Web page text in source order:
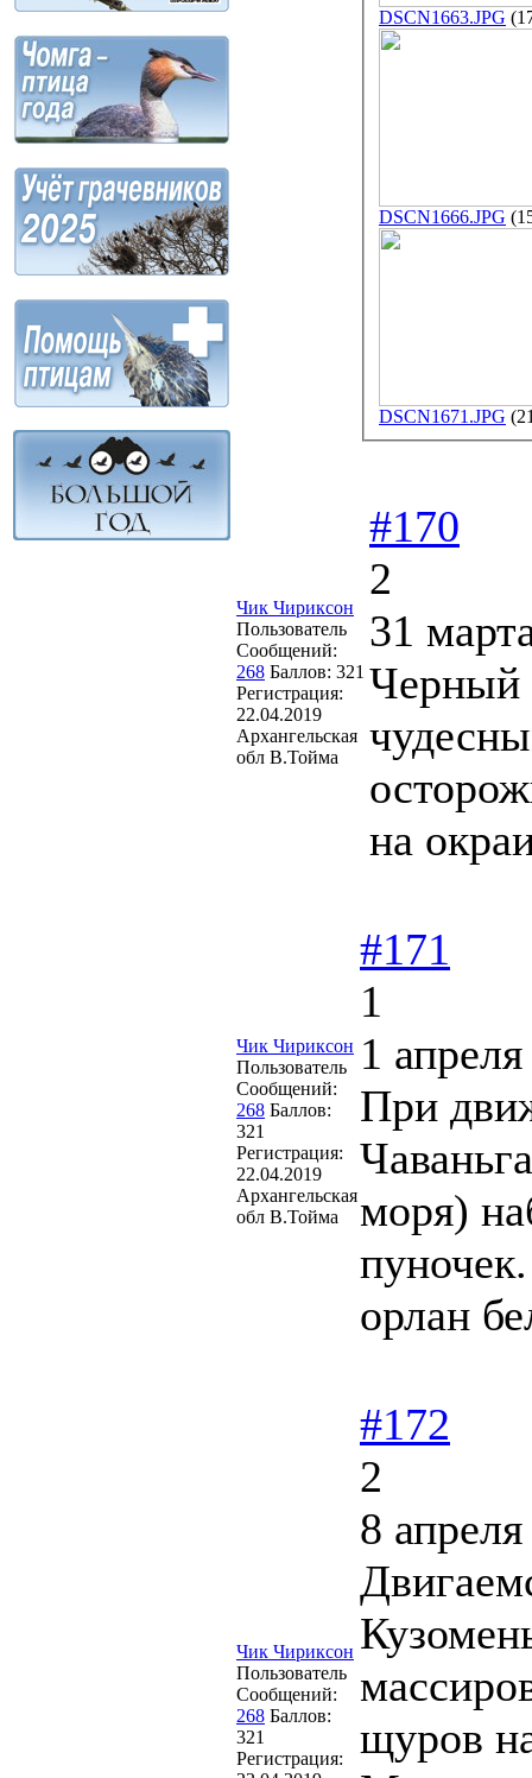
DSCN1663.JPG
DSCN1666.JPG
DSCN1671.JPG
Чик Чириксон
Пользователь
Сообщений:
268 Баллов: 321
Регистрация:
22.04.2019
Архангельская
обл В.Тойма
#170
2
31
Черный
на
Чик Чириксон
Пользователь
Сообщений:
268 Баллов:
321
Регистрация:
22.04.2019
Архангельская
обл В.Тойма
#171
1
1
При
моря)
орлан
Чик Чириксон
Пользователь
Сообщений:
268 Баллов:
321
Регистрация:
#172
2
8
щуров